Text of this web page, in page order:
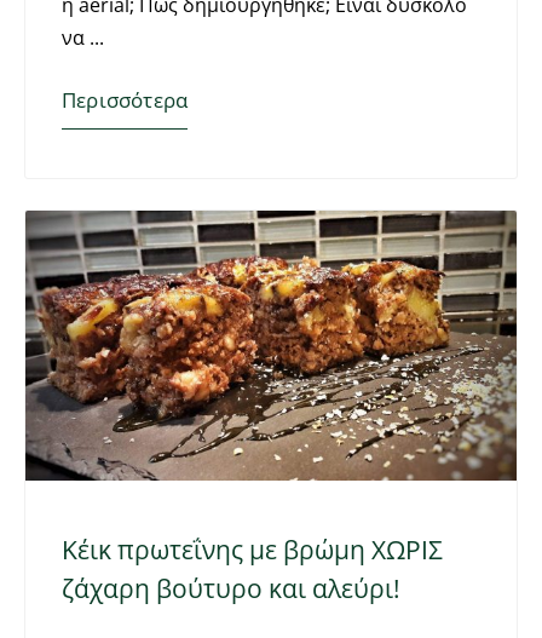
να
Περισσότερα
Κέικ πρωτεΐνης με βρώμη ΧΩΡΙΣ
ζάχαρη βούτυρο και αλεύρι!